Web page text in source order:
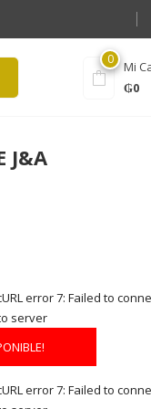
0
Mi
₲0
J&A
error 7: Failed to
server
error 7: Failed to